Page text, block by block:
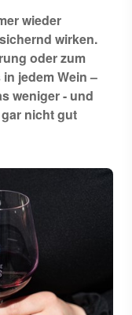
wieder
wirken.
oder zum
jedem Wein –
weniger - und
nicht gut